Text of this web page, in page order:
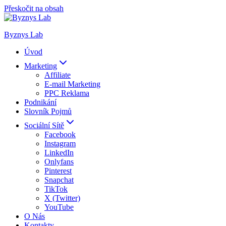
Přeskočit na obsah
Byznys Lab
Úvod
Marketing
Affiliate
E-mail Marketing
PPC Reklama
Podnikání
Slovník Pojmů
Sociální Sítě
Facebook
Instagram
LinkedIn
Onlyfans
Pinterest
Snapchat
TikTok
X (Twitter)
YouTube
O Nás